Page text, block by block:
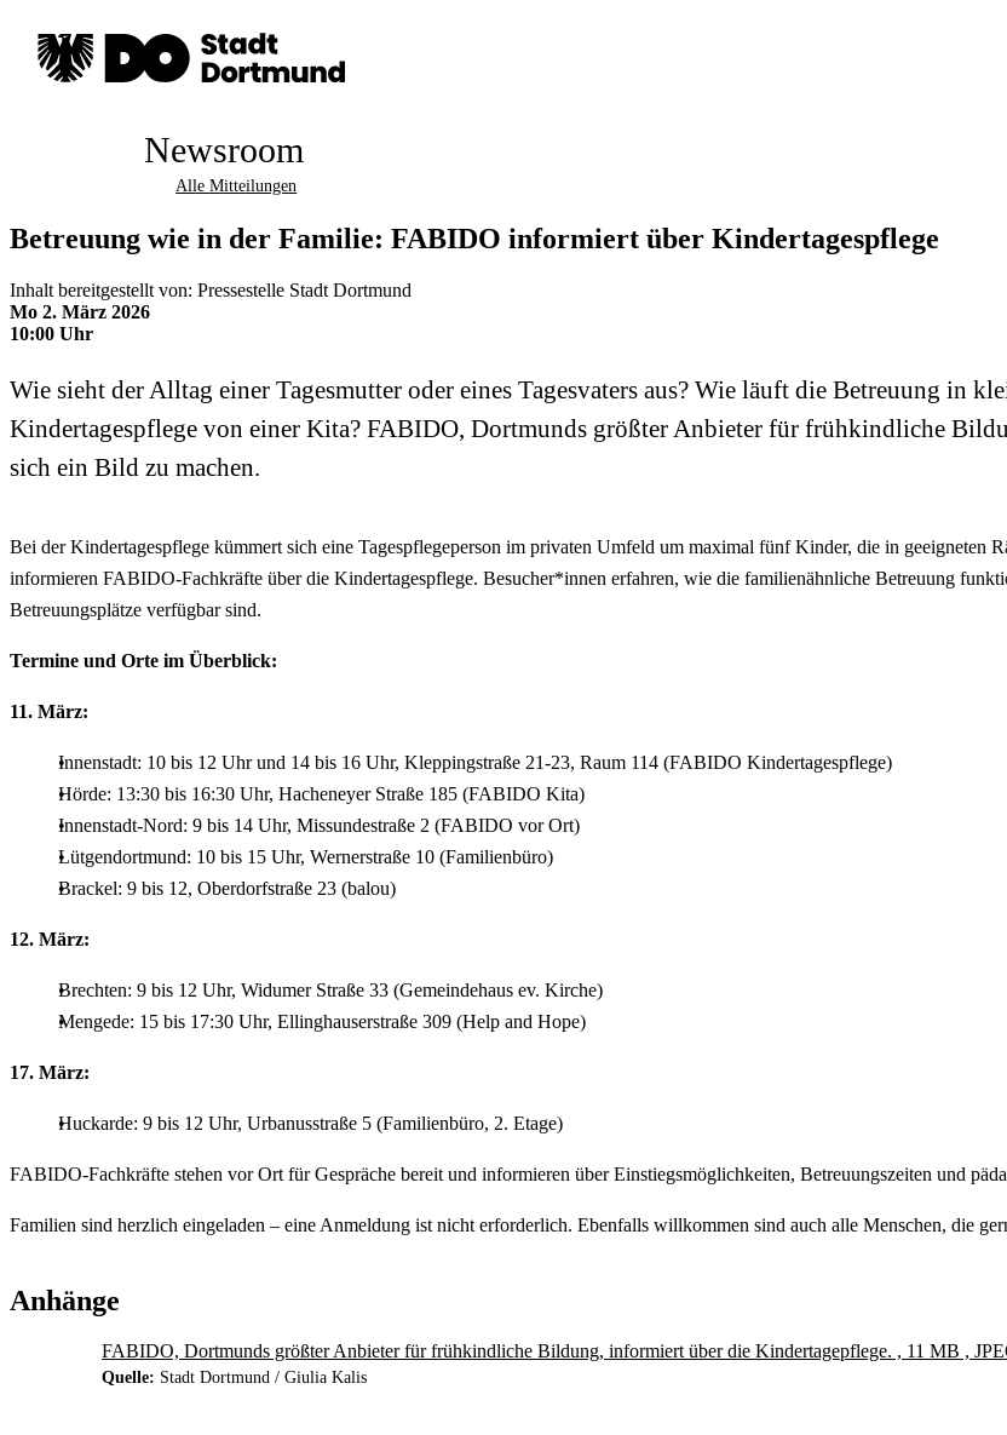
Newsroom
Alle Mitteilungen
Betreuung wie in der Familie: FABIDO informiert über Kindertagespflege
Inhalt bereitgestellt von: Pressestelle Stadt Dortmund
Mo 2. März 2026
10:00 Uhr
Wie sieht der Alltag einer Tagesmutter oder eines Tagesvaters aus? Wie läuft die Betreuung in
Kindertagespflege von einer Kita? FABIDO, Dortmunds größter Anbieter für frühkindliche
sich ein Bild zu machen.
Bei der Kindertagespflege kümmert sich eine Tagespflegeperson im privaten Umfeld um maximal fünf Kinder, die in geeigneten
informieren FABIDO-Fachkräfte über die Kindertagespflege. Besucher*innen erfahren, wie die familienähnliche Betreuung
Betreuungsplätze verfügbar sind.
Termine und Orte im Überblick:
11. März:
Innenstadt: 10 bis 12 Uhr und 14 bis 16 Uhr, Kleppingstraße 21-23, Raum 114 (FABIDO Kindertagespflege)
Hörde: 13:30 bis 16:30 Uhr, Hacheneyer Straße 185 (FABIDO Kita)
Innenstadt-Nord: 9 bis 14 Uhr, Missundestraße 2 (FABIDO vor Ort)
Lütgendortmund: 10 bis 15 Uhr, Wernerstraße 10 (Familienbüro)
Brackel: 9 bis 12, Oberdorfstraße 23 (balou)
12. März:
Brechten: 9 bis 12 Uhr, Widumer Straße 33 (Gemeindehaus ev. Kirche)
Mengede: 15 bis 17:30 Uhr, Ellinghauserstraße 309 (Help and Hope)
17. März:
Huckarde: 9 bis 12 Uhr, Urbanusstraße 5 (Familienbüro, 2. Etage)
FABIDO-Fachkräfte stehen vor Ort für Gespräche bereit und informieren über Einstiegsmöglichkeiten, Betreuungszeiten und
Familien sind herzlich eingeladen – eine Anmeldung ist nicht erforderlich. Ebenfalls willkommen sind auch alle Menschen, die
Anhänge
FABIDO, Dortmunds größter Anbieter für frühkindliche Bildung, informiert über die Kindertagepflege. , 11 MB ,
Quelle: Stadt Dortmund / Giulia Kalis